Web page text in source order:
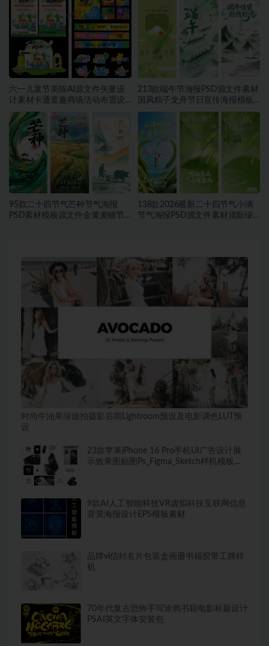
六一儿童节美陈AI源文件矢量设
计素材卡通童趣商场活动布置设
计模板合集~1548期
213款端午节海报PSD源文件素材
国风粽子龙舟节日宣传海报模板
合集~1457期
95款二十四节气芒种节气海报
PSD素材模板源文件金黄麦穗节
138款2026最新二十四节气小满
节气海报PSD源文件素材清新绿
时尚牛油果绿旅拍摄影后期Lightroom预设及电影调色LUT预
设
23款苹果iPhone 16 Pro手机UI广告设计展
示效果图贴图Ps_Figma_Sketch样机模板素
9款AI人工智能科技VR虚拟科技互联网信息
背景海报设计EPS模板素材
品牌vi信封名片包装盒画册书籍胶带工牌样
机
70年代复古恐怖手写涂鸦书籍电影标题设计
PSAI英文字体安装包